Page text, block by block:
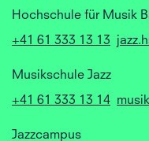
Hochschule für Musik
+41 61 333 13 13
Musikschule Jazz
+41 61 333 13 14
Jazzcampus